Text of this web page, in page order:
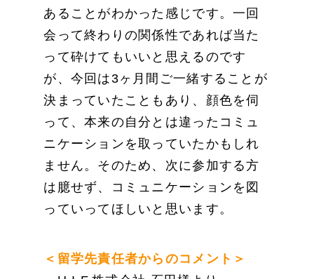
あることがわかった感じです。一回
会って終わりの関係性であれば当た
って砕けてもいいと思えるのです
が、今回は3ヶ月間ご一緒することが
決まっていたこともあり、顔色を伺
って、本来の自分とは違ったコミュ
ニケーションを取っていたかもしれ
ません。そのため、次に参加する方
は臆せず、コミュニケーションを図
っていってほしいと思います。
＜留学先責任者からのコメント＞